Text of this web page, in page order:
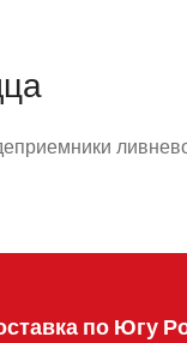
по Югу